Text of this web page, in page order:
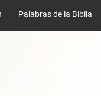
Palabras de la Biblia